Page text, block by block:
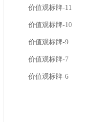
价值观标牌-11
价值观标牌-10
价值观标牌-9
价值观标牌-7
价值观标牌-6